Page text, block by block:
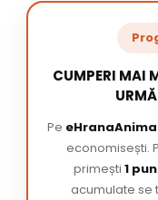
CUMPERI MAI
Pe
economisești.
primești 1
acumulate se